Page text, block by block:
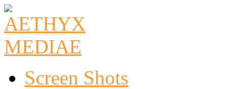
Screen Shots